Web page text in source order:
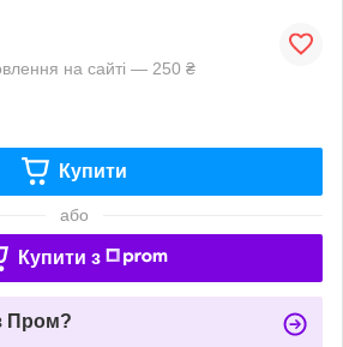
на сайті — 250 ₴
Купити
або
Купити з
Пром?